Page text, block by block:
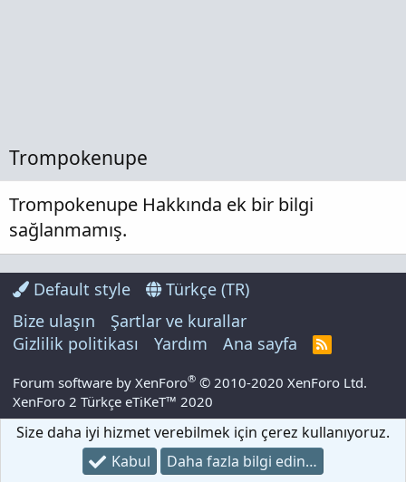
Trompokenupe
Trompokenupe Hakkında ek bir bilgi
sağlanmamış.
Default style
Türkçe (TR)
Bize ulaşın
Şartlar ve kurallar
Gizlilik politikası
Yardım Ana sayfa
R
S
Forum software by XenForo® © 2010-2020 XenForo Ltd.
XenForo 2 Türkçe eTiKeT™ 2020
Size daha iyi hizmet verebilmek için çerez kullanıyoruz.
Kabul
Daha fazla bilgi edin…